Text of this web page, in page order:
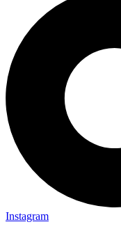
Instagram